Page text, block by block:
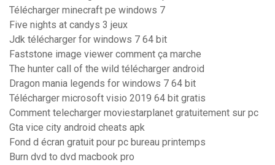
Télécharger minecraft pe windows 7
Five nights at candys 3 jeux
Jdk télécharger for windows 7 64 bit
Faststone image viewer comment ça marche
The hunter call of the wild télécharger android
Dragon mania legends for windows 7 64 bit
Télécharger microsoft visio 2019 64 bit gratis
Comment telecharger moviestarplanet gratuitement sur pc
Gta vice city android cheats apk
Fond d écran gratuit pour pc bureau printemps
Burn dvd to dvd macbook pro